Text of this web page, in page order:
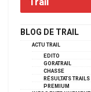
BLOG DE TRAIL
ACTU TRAIL
EDITO
GORATRAIL
CHASSE
RÉSULTATS TRAILS
PREMIUM